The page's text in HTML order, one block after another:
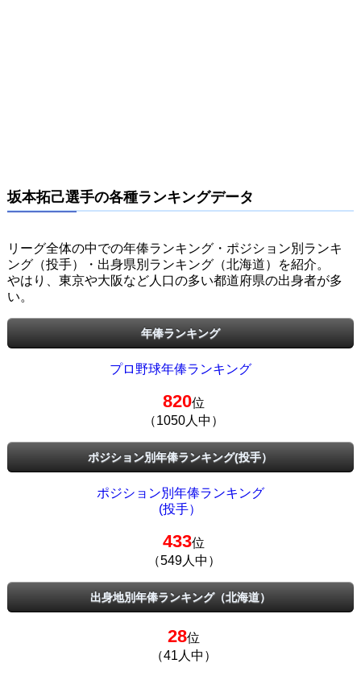
坂本拓己選手の各種ランキングデータ
リーグ全体の中での年俸ランキング・ポジション別ランキ
ング（投手）・出身県別ランキング（北海道）を紹介。
やはり、東京や大阪など人口の多い都道府県の出身者が多
い。
年俸ランキング
プロ野球年俸ランキング
820位
（1050人中）
ポジション別年俸ランキング(投手）
ポジション別年俸ランキング
(投手）
433位
（549人中）
出身地別年俸ランキング（北海道）
28位
（41人中）